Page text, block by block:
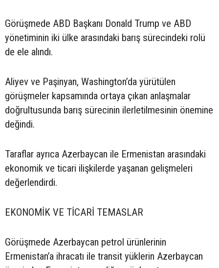
Görüşmede ABD Başkanı Donald Trump ve ABD
yönetiminin iki ülke arasındaki barış sürecindeki rolü
de ele alındı.
Aliyev ve Paşinyan, Washington’da yürütülen
görüşmeler kapsamında ortaya çıkan anlaşmalar
doğrultusunda barış sürecinin ilerletilmesinin önemine
değindi.
Taraflar ayrıca Azerbaycan ile Ermenistan arasındaki
ekonomik ve ticari ilişkilerde yaşanan gelişmeleri
değerlendirdi.
EKONOMİK VE TİCARİ TEMASLAR
Görüşmede Azerbaycan petrol ürünlerinin
Ermenistan’a ihracatı ile transit yüklerin Azerbaycan